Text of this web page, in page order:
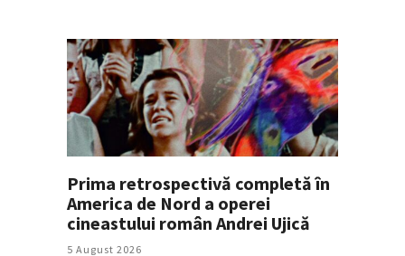
Prima retrospectivă completă în
America de Nord a operei
cineastului român Andrei Ujică
5 August 2026